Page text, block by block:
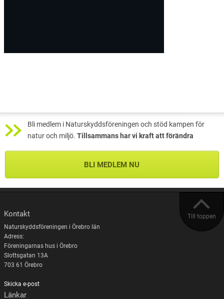
Bli medlem i Naturskyddsföreningen och stöd kampen för
natur och miljö. Tillsammans har vi kraft att förändra
BLI MEDLEM NU
Till toppen
Kontakt
Naturskyddsföreningen i Örebro län
Adress:
Föreningarnas hus i Örebro
Slottsgatan 13A
703 61 Örebro
Skicka e-post
Länkar